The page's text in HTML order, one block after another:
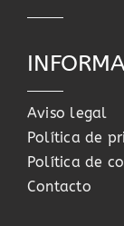
Aviso legal
Política de
Política de
Contacto